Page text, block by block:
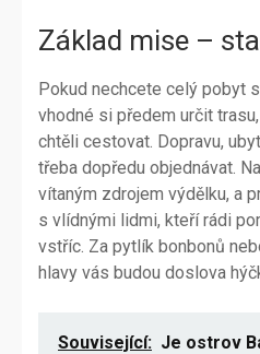
Základ mise –
Pokud nechcete celý pobyt
vhodné si předem určit
chtěli cestovat. Dopravu,
třeba dopředu objednávat.
vítaným zdrojem výdělku, a
s vlídnými lidmi, kteří rádi
vstříc. Za pytlík bonbonů
hlavy vás budou doslova
Související: Je ostrov